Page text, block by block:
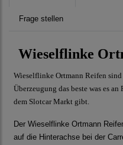
Frage stellen
Wieselflinke
Wieselflinke Ortmann Reifen sind
Überzeugung das beste was es an
dem Slotcar Markt gibt.
Der Wieselflinke Ortmann
auf die Hinterachse bei der